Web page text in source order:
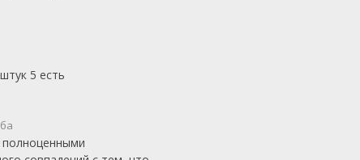
5 есть
полноценными